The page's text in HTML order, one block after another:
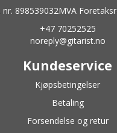
nr. 898539032MVA
+47 70252525
noreply@gitarist.no
Kundeservice
Kjøpsbetingelser
Betaling
Forsendelse og retur